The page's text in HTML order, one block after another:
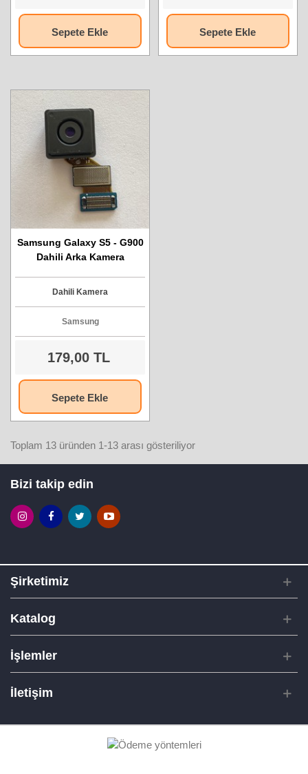
Sepete Ekle Sepete Ekle
Samsung Galaxy S5 - G900
Dahili Arka Kamera
Dahili Kamera
Samsung
179,00 TL
Sepete Ekle
Toplam 13 üründen 1-13 arası gösteriliyor
Bizi takip edin
Şirketimiz
Katalog
İşlemler
İletişim